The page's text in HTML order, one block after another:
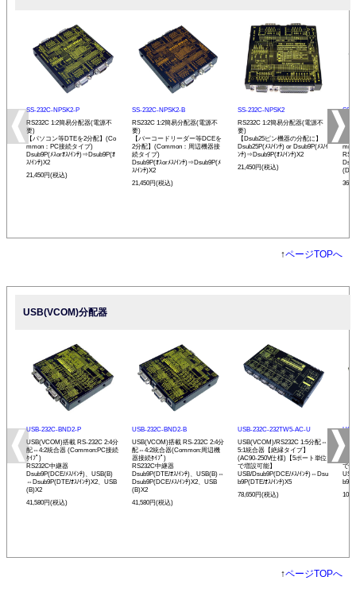
SS-232C-NPSK2-P
RS232C 1:2簡易分配器(電源不
要)
【パソコン等DTEを2分配】(Co
mmon：PC接続タイプ)
Dsub9P(ﾒｽorｵｽ/ｲﾝﾁ)⇒Dsub9P(ｵ
ｽ/ｲﾝﾁ)X2
21,450円(税込)
SS-232C-NPSK2-B
RS232C 1:2簡易分配器(電源不
要)
【バーコードリーダー等DCEを
2分配】(Common：周辺機器接
続タイプ)
Dsub9P(ｵｽorﾒｽ/ｲﾝﾁ)⇒Dsub9P(ﾒ
ｽ/ｲﾝﾁ)X2
21,450円(税込)
SS-232C-NPSK2
RS232C 1:2簡易分配器(電源不
要)
【Dsub25ピン機器の分配に】
Dsub25P(ﾒｽ/ｲﾝﾁ) or Dsub9P(ﾒｽ/ｲ
ﾝﾁ)⇒Dsub9P(ｵｽ/ｲﾝﾁ)X2
21,450円(税込)
SS-
ア
↑ページTOPへ
USB(VCOM)分配器
USB-232C-BND2-P
USB(VCOM)搭載 RS-232C 2:4分
配⇔4:2統合器 (Common:PC接続
ﾀｲﾌﾟ)
RS232C中継器
Dsub9P(DCE/ﾒｽ/ｲﾝﾁ)、USB(B)
⇔Dsub9P(DTE/ｵｽ/ｲﾝﾁ)X2、USB
(B)X2
41,580円(税込)
USB-232C-BND2-B
USB(VCOM)搭載 RS-232C 2:4分
配⇔4:2統合器(Common:周辺機
器接続ﾀｲﾌﾟ)
RS232C中継器
Dsub9P(DTE/ｵｽ/ｲﾝﾁ)、USB(B)⇔
Dsub9P(DCE/ﾒｽ/ｲﾝﾁ)X2、USB
(B)X2
41,580円(税込)
USB-232C-232TW5-AC-U
USB(VCOM)/RS232C 1:5分配⇔
5:1統合器【絶縁タイプ】
(AC90-250V仕様)【5ポート単位
で増設可能】
USB/Dsub9P(DCE/ﾒｽ/ｲﾝﾁ)⇔Dsu
b9P(DTE/ｵｽ/ｲﾝﾁ)X5
78,650円(税込)
で
↑ページTOPへ